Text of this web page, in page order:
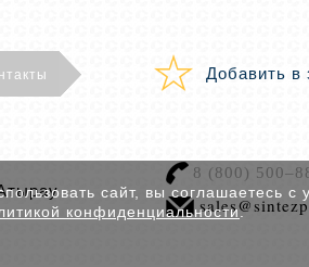
Добавить в
8 (800)
сайт, вы соглашаетесь с
конфиденциальности.